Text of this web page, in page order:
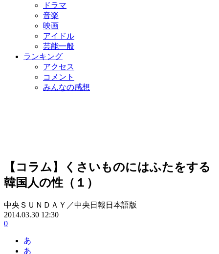
ドラマ
音楽
映画
アイドル
芸能一般
ランキング
アクセス
コメント
みんなの感想
【コラム】くさいものにはふたをする
韓国人の性（１）
中央ＳＵＮＤＡＹ／中央日報日本語版
2014.03.30 12:30
0
あ
あ